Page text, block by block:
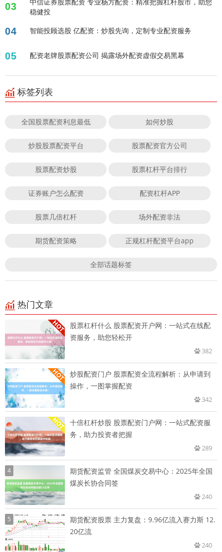
03
中信证券股票配资 专业杨方配资：精准把握杠杆股市，助您
稳健投
04 智能投顾选股 亿配资：炒股先询，定制专业配资服务
05 配资老牌股票配资公司 揭露场外配资虚假交易黑幕
标签列表
全国股票配资利息最低 如何炒股
炒股股票配资平台 股票配资官方公司
股票配资炒股 股票杠杆平台排行
证券账户怎么配资 配资杠杆APP
股票几倍杠杆 场外配资非法
期货配资策略 正规杠杆配资平台app
全部话题标签
热门文章
股票杠杆什么 股票配资开户网：一站式在线配
资服务，助您轻松开
382
炒股配资门户 股票配资全流程解析：从申请到
操作，一图掌握配资
342
十倍杠杆炒股 股票配资门户网：一站式配资服
务，助力投资者把握
289
4
期货配资监管 全国煤炭交易中心：2025年全国
煤炭长协合同签
240
5
期货配资股票 主力复盘：9.96亿流入赛力斯 12.
20亿流
240